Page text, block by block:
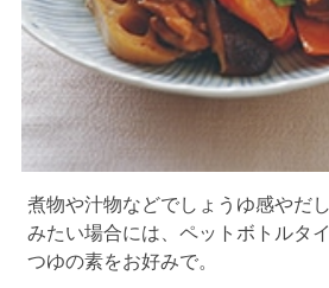
煮物や汁物などでしょうゆ感やだ
みたい場合には、ペットボトルタ
つゆの素をお好みで。